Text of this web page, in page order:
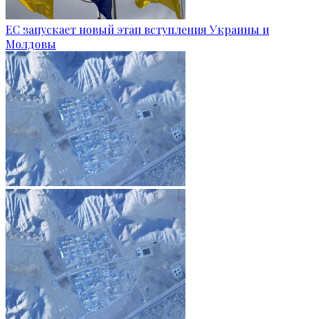
ЕС запускает новый этап вступления Украины и
Молдовы